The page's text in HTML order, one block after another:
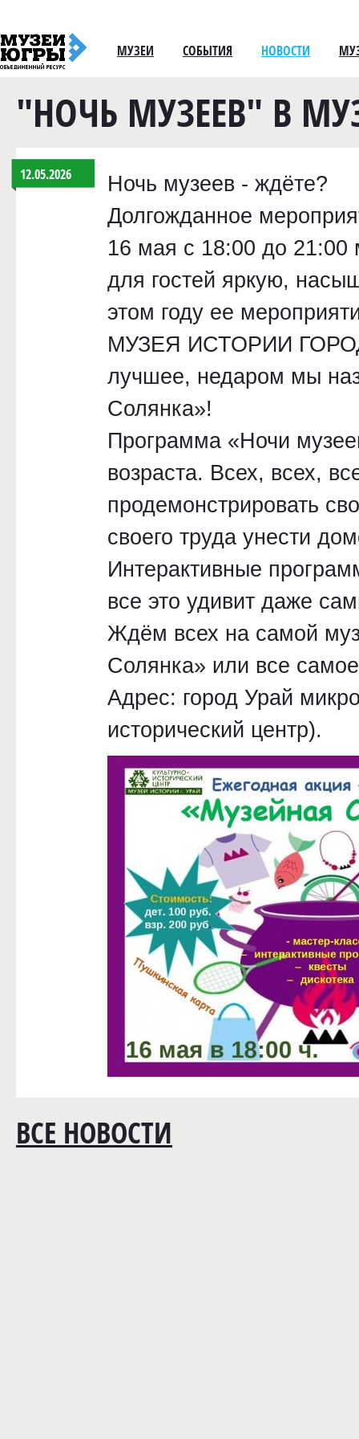
МУЗЕИ СОБЫТИЯ НОВОСТИ
"НОЧЬ МУЗЕЕВ" В
12.05.2026
Ночь музеев - ждёте?
Долгожданное
16 мая с 18:00 до 21:00
для гостей яркую,
этом году ее
МУЗЕЯ ИСТОРИИ
лучшее, недаром мы
Солянка»!
Программа «Ночи
возраста. Всех, всех,
продемонстрировать
своего труда унести
Интерактивные
все это удивит даже
Ждём всех на самой
Солянка» или все
Адрес: город Урай
исторический центр).
ВСЕ НОВОСТИ